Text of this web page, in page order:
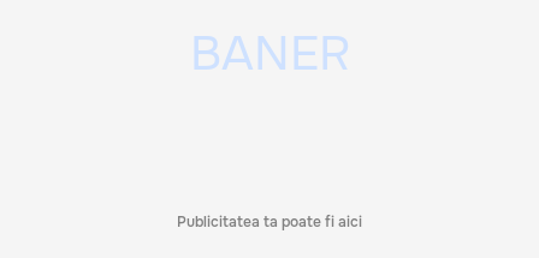
Publicitatea ta poate fi aici